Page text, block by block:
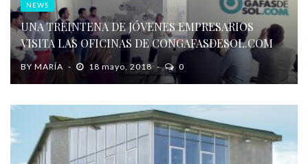
NEWS
UNA TREINTENA DE JÓVENES EMPRESARIOS
VISITA LAS OFICINAS DE CONGAFASDESOL.COM
BY MARÍA 18 mayo, 2018 0